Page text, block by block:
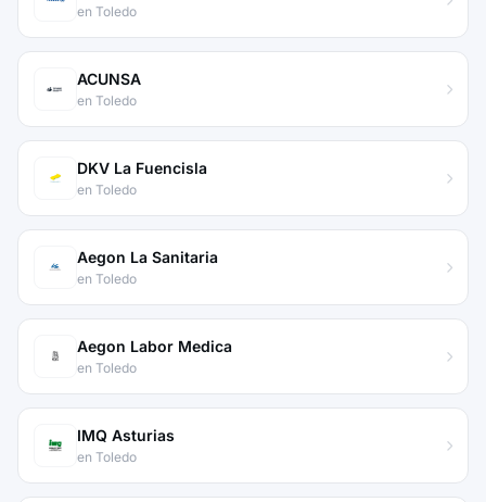
en Toledo
ACUNSA
en Toledo
DKV La Fuencisla
en Toledo
Aegon La Sanitaria
en Toledo
Aegon Labor Medica
en Toledo
IMQ Asturias
en Toledo